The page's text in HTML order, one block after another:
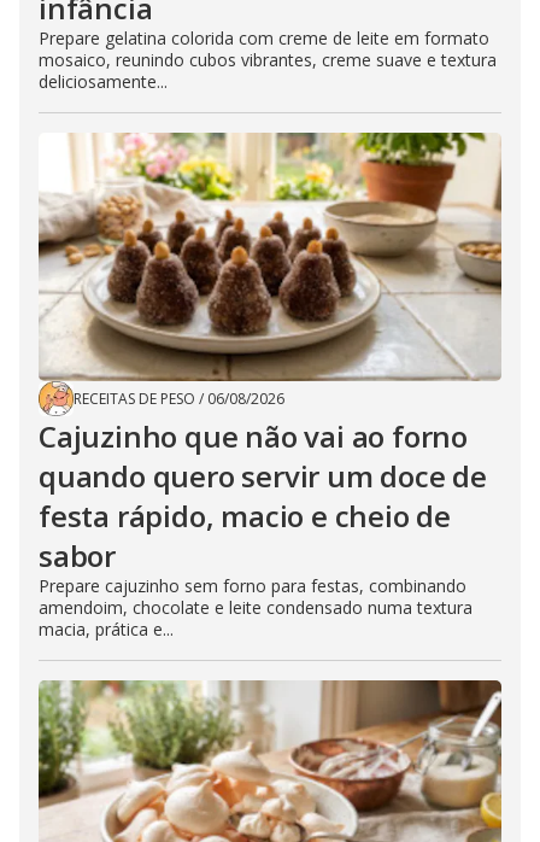
Prepare gelatina colorida com creme de leite em formato
mosaico, reunindo cubos vibrantes, creme suave e textura
deliciosamente...
RECEITAS DE PESO / 06/08/2026
Cajuzinho que não vai ao forno
quando quero servir um doce de
festa rápido, macio e cheio de
sabor
Prepare cajuzinho sem forno para festas, combinando
amendoim, chocolate e leite condensado numa textura
macia, prática e...